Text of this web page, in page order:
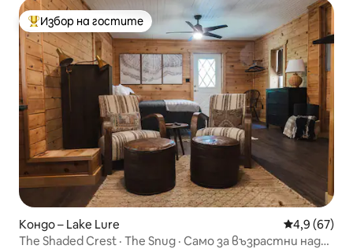
Най-популярен избор на гостите
Избор на гостите
Кондо – Lake Lure Средна
4,9 (67)
The Shaded Crest · The Snug · Само за възрастни над